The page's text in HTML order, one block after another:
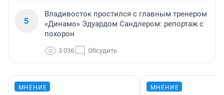
5
Владивосток простился с главным тренером
«Динамо» Эдуардом Сандлером: репортаж с
похорон
3 036 Обсудить
МНЕНИЕ МНЕНИЕ